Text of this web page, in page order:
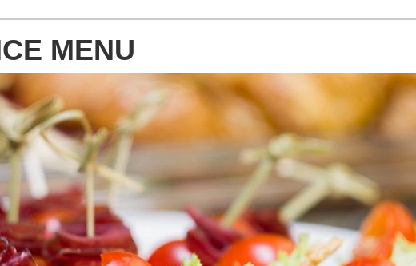
MENU